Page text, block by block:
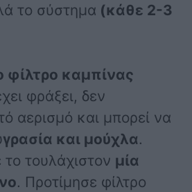
το σύστημα (κάθε 2-3
καμπίνας
χει φράξει, δεν
αερισμό και μπορεί να
γρασία και μούχλα.
τουλάχιστον μία
. Προτίμησε φίλτρο